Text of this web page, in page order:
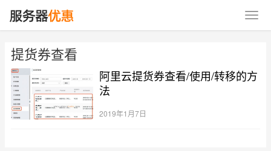
提货券查看
阿里云提货券查看/使用/转移的方
法
2019年1月7日